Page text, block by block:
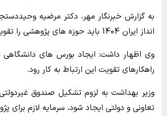
به گزارش خبرنگار مهر، دکتر مرضیه
انداز ایران 1404 باید حوزه های پژوهشی را تقویت کنیم.
وی اظهار داشت: ایجاد بورس های
راهکارهای تقویت این ارتباط به کار رود.
وزیر بهداشت به لزوم تشکیل صندوق
تعاونی و دولتی ایجاد شود، سرمایه لازم